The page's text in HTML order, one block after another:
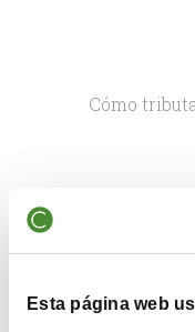
Esta página web
Cómo
Invertir a lo